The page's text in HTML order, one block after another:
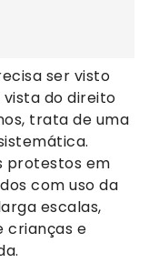
ser visto
do direito
trata de uma
protestos em
com uso da
escalas,
crianças e